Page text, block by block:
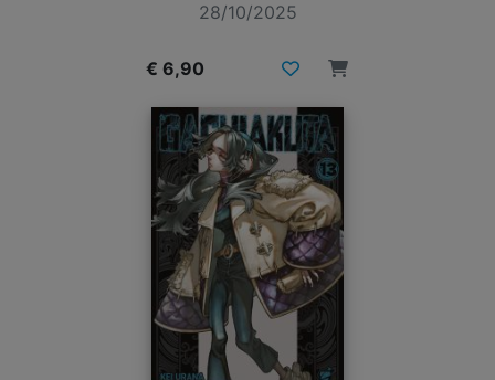
28/10/2025
€ 6,90